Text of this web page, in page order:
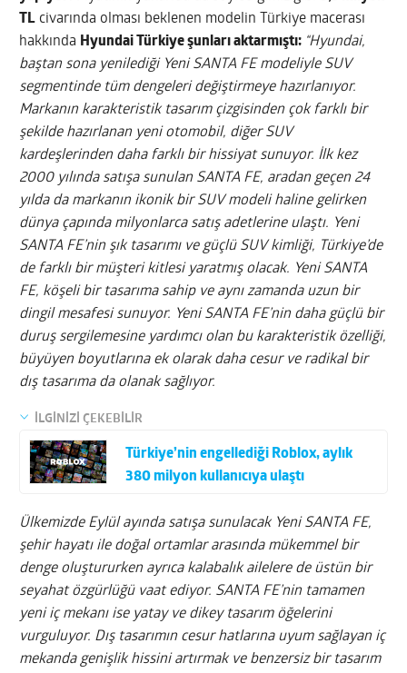
TL civarında olması beklenen modelin Türkiye macerası
hakkında Hyundai Türkiye şunları aktarmıştı: “Hyundai,
baştan sona yenilediği Yeni SANTA FE modeliyle SUV
segmentinde tüm dengeleri değiştirmeye hazırlanıyor.
Markanın karakteristik tasarım çizgisinden çok farklı bir
şekilde hazırlanan yeni otomobil, diğer SUV
kardeşlerinden daha farklı bir hissiyat sunuyor. İlk kez
2000 yılında satışa sunulan SANTA FE, aradan geçen 24
yılda da markanın ikonik bir SUV modeli haline gelirken
dünya çapında milyonlarca satış adetlerine ulaştı. Yeni
SANTA FE’nin şık tasarımı ve güçlü SUV kimliği, Türkiye’de
de farklı bir müşteri kitlesi yaratmış olacak. Yeni SANTA
FE, köşeli bir tasarıma sahip ve aynı zamanda uzun bir
dingil mesafesi sunuyor. Yeni SANTA FE’nin daha güçlü bir
duruş sergilemesine yardımcı olan bu karakteristik özelliği,
büyüyen boyutlarına ek olarak daha cesur ve radikal bir
dış tasarıma da olanak sağlıyor.
İLGİNİZİ ÇEKEBİLİR
Türkiye’nin engellediği Roblox, aylık
380 milyon kullanıcıya ulaştı
Ülkemizde Eylül ayında satışa sunulacak Yeni SANTA FE,
şehir hayatı ile doğal ortamlar arasında mükemmel bir
denge oluştururken ayrıca kalabalık ailelere de üstün bir
seyahat özgürlüğü vaat ediyor. SANTA FE’nin tamamen
yeni iç mekanı ise yatay ve dikey tasarım öğelerini
vurguluyor. Dış tasarımın cesur hatlarına uyum sağlayan iç
mekanda genişlik hissini artırmak ve benzersiz bir tasarım